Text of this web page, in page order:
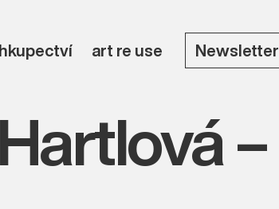
art re use Newsletter
–